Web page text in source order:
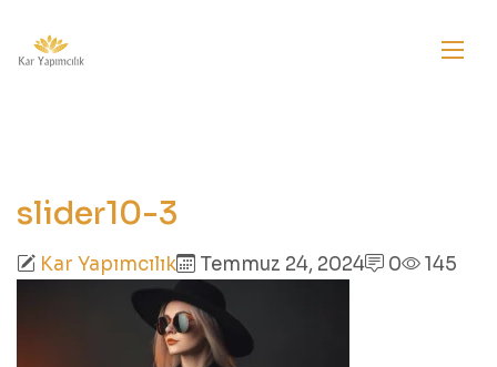
slider10-3
Kar Yapımcılık Temmuz 24, 2024 0 145